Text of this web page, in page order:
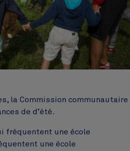
la Commission communautaire
de d’été.
fréquentent une école
une école